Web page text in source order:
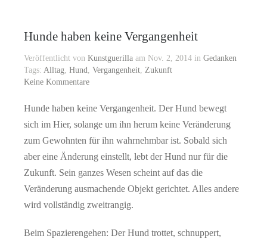
Hunde haben keine Vergangenheit
Veröffentlicht von Kunstguerillaam Nov. 2, 2014 in Gedanken
Tags: Alltag Hund Vergangenheit, Zukunft
Keine Kommentare
Hunde haben keine Vergangenheit. Der Hund bewegt
sich im Hier, solange um ihn herum keine Veränderung
zum Gewohnten für ihn wahrnehmbar ist. Sobald sich
aber eine Änderung einstellt, lebt der Hund nur für die
Zukunft. Sein ganzes Wesen scheint auf das die
Veränderung ausmachende Objekt gerichtet. Alles andere
wird vollständig zweitrangig.
Beim Spazierengehen: Der Hund trottet, schnuppert,